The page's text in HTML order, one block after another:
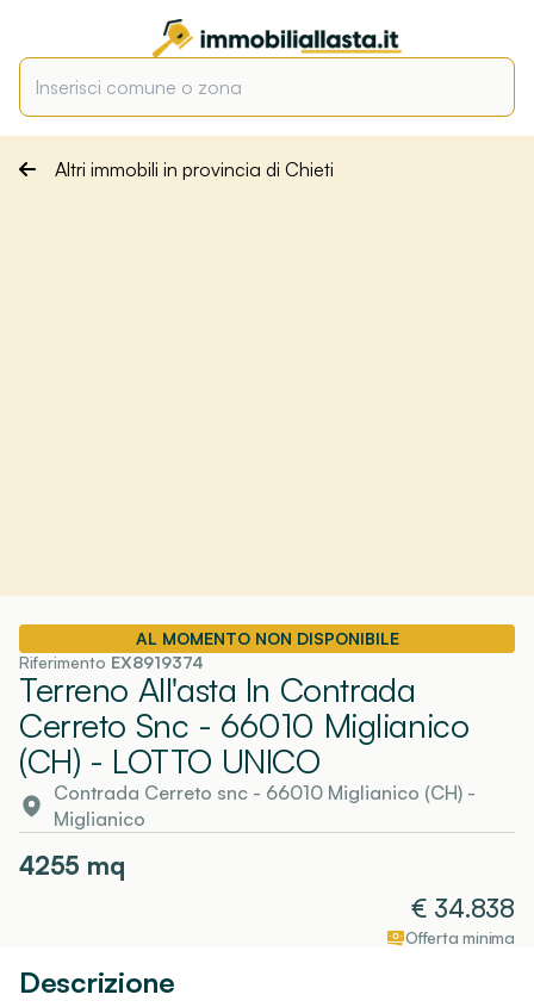
Altri immobili in provincia di Chieti
AL MOMENTO NON DISPONIBILE
Riferimento EX8919374
Terreno All'asta In Contrada
Cerreto Snc - 66010 Miglianico
(CH) - LOTTO UNICO
Contrada Cerreto snc - 66010 Miglianico (CH) -
Miglianico
4255 mq
€ 34.838
Offerta minima
Descrizione